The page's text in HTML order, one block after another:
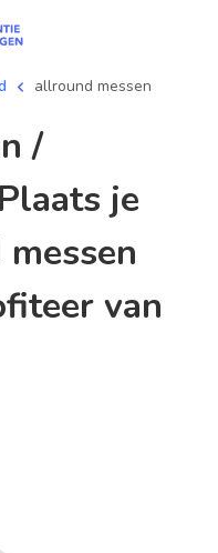
allround messen
je
van